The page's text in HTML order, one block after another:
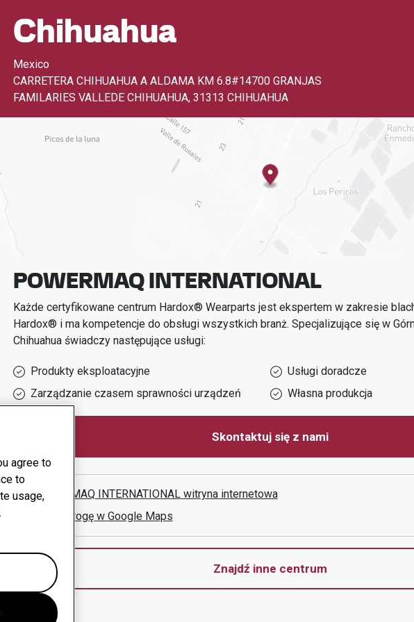
Chihuahua
Mexico
CARRETERA CHIHUAHUA A ALDAMA KM 6.8#14700 GRANJAS
FAMILARIES VALLEDE CHIHUAHUA, 31313 CHIHUAHUA
POWERMAQ INTERNATIONAL
Każde certyfikowane centrum Hardox® Wearparts jest ekspertem w zakresie
Hardox® i ma kompetencje do obsługi wszystkich branż. Specjalizujące się w
Chihuahuaświadczy następujące usługi:
Produkty eksploatacyjne
Usługi doradcze
Zarządzanie czasem sprawności urządzeń
Własna produkcja
Skontaktuj się z nami
POWERMAQ INTERNATIONAL witryna internetowa
Pokaż drogę w Google Maps
Znajdź inne centrum
agree to
to
usage,